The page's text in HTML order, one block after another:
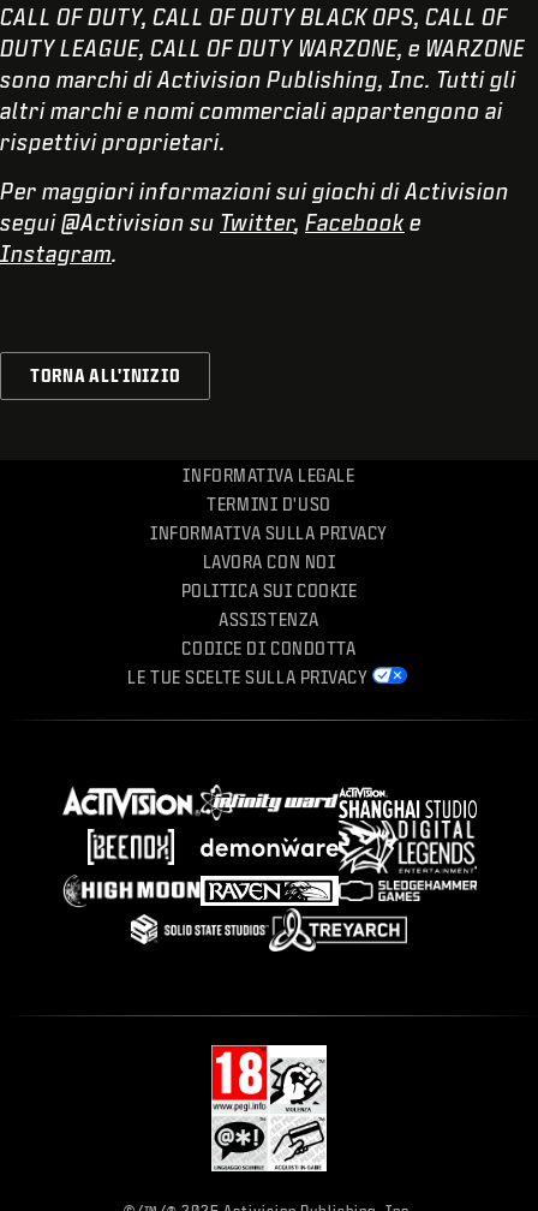
CALL OF DUTY, CALL OF DUTY BLACK OPS, CALL OF
DUTY LEAGUE, CALL OF DUTY WARZONE, e WARZONE
sono marchi di Activision Publishing, Inc. Tutti gli
altri marchi e nomi commerciali appartengono ai
rispettivi proprietari.
Per maggiori informazioni sui giochi di Activision
segui @Activision su Twitter, Facebook e
Instagram.
TORNA ALL'INIZIO
INFORMATIVA LEGALE
TERMINI D'USO
INFORMATIVA SULLA PRIVACY
LAVORA CON NOI
POLITICA SUI COOKIE
ASSISTENZA
CODICE DI CONDOTTA
LE TUE SCELTE SULLA PRIVACY